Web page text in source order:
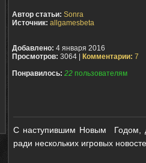
Автор статьи: Sonra
Источник: allgamesbeta
Добавлено: 4 января 2016
Просмотров: 3064 | Комментарии: 7
Понравилось: 22 пользователям
С наступившим Новым Годом,
ради нескольких игровых